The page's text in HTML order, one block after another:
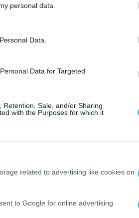
personal data.
Data.
Data for Targeted
Sale, and/or Sharing
with the Purposes for which it
related to advertising like cookies on
to Google for online advertising
ένα B-1 Lancer που
ένα B-1B Lancer, που
διαδικασία
Oklahoma City Air Logistics
τη βάση Tinker στις 22
χρόνια εργασιών για
μάχιμης ετοιμότητας,
στο 309th
Group στη